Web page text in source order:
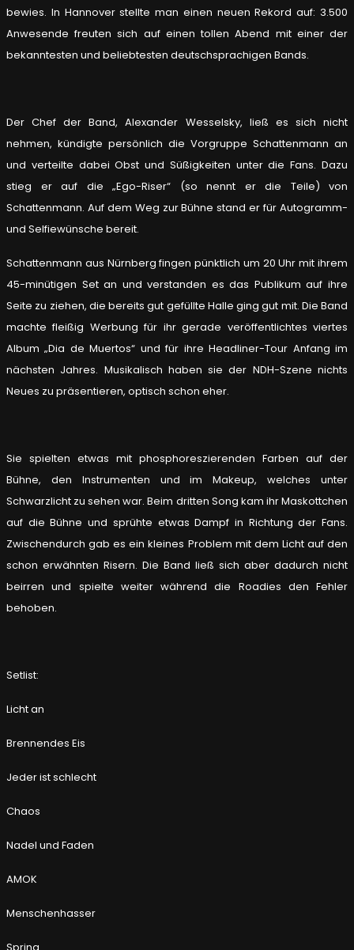
bewies. In Hannover stellte man einen neuen Rekord auf: 3.500
Anwesende freuten sich auf einen tollen Abend mit einer der
bekanntesten und beliebtesten deutschsprachigen Bands.
Der Chef der Band, Alexander Wesselsky, ließ es sich nicht
nehmen, kündigte persönlich die Vorgruppe Schattenmann an
und verteilte dabei Obst und Süßigkeiten unter die Fans. Dazu
stieg er auf die „Ego-Riser“ (so nennt er die Teile) von
Schattenmann. Auf dem Weg zur Bühne stand er für Autogramm-
und Selfiewünsche bereit.
Schattenmann aus Nürnberg fingen pünktlich um 20 Uhr mit ihrem
45-minütigen Set an und verstanden es das Publikum auf ihre
Seite zu ziehen, die bereits gut gefüllte Halle ging gut mit. Die Band
machte fleißig Werbung für ihr gerade veröffentlichtes viertes
Album „Dia de Muertos“ und für ihre Headliner-Tour Anfang im
nächsten Jahres. Musikalisch haben sie der NDH-Szene nichts
Neues zu präsentieren, optisch schon eher.
Sie spielten etwas mit phosphoreszierenden Farben auf der
Bühne, den Instrumenten und im Makeup, welches unter
Schwarzlicht zu sehen war. Beim dritten Song kam ihr Maskottchen
auf die Bühne und sprühte etwas Dampf in Richtung der Fans.
Zwischendurch gab es ein kleines Problem mit dem Licht auf den
schon erwähnten Risern. Die Band ließ sich aber dadurch nicht
beirren und spielte weiter während die Roadies den Fehler
behoben.
Setlist:
Licht an
Brennendes Eis
Jeder ist schlecht
Chaos
Nadel und Faden
AMOK
Menschenhasser